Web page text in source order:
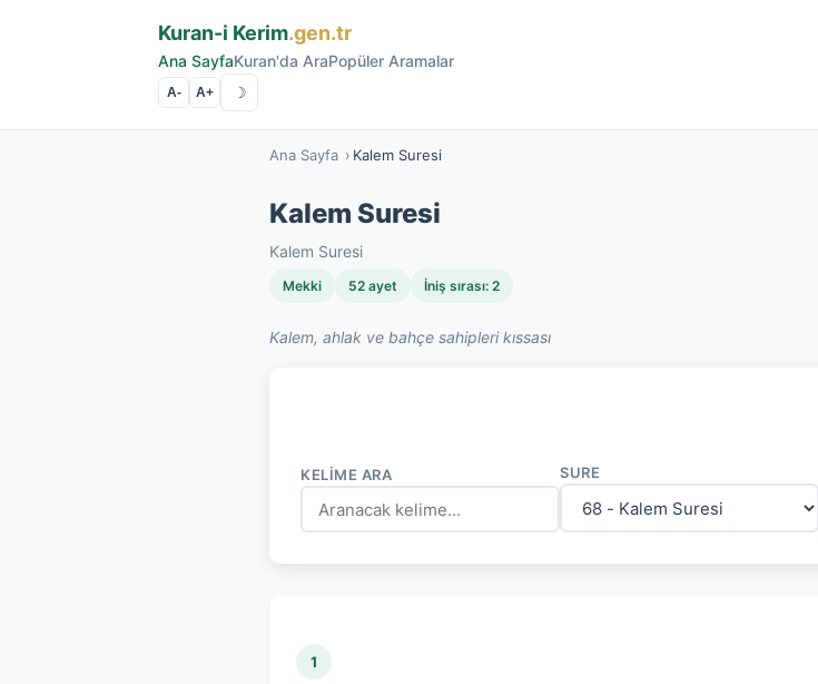
Kuran-i Kerim.gen.tr
Ana SayfaKuran'da AraPopüler Aramalar
A- A+ ☽
Ana Sayfa › Kalem Suresi
Kalem Suresi
Kalem Suresi
Mekki 52 ayet İniş sırası: 2
Kalem, ahlak ve bahçe sahipleri kıssası
KELIME ARA SURE
1